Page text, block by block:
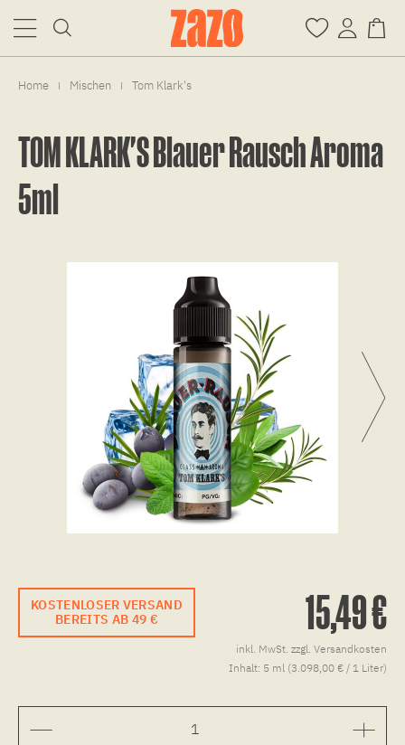
Home | Mischen | Tom Klark's
TOM KLARK'S Blauer Rausch Aroma
5ml
KOSTENLOSER VERSAND
BEREITS AB 49 €
15,49 €
inkl. MwSt. zzgl. Versandkosten
Inhalt: 5 ml (3.098,00 € / 1 Liter)